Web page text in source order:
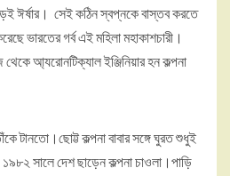
ঈর্ষার। সেই কঠিন স্বপ্নকে বাস্তব করতে
ভারতের গর্ব এই মহিলা মহাকাশচারী।
থেকে আ্যরোনটিক্যাল ইঞ্জিনিয়ার হন কল্পনা
টানতো।ছোট্ট কল্পনা বাবার সঙ্গে ঘুরত শুধুই
সালে দেশ ছাড়েন কল্পনা চাওলা।পাড়ি